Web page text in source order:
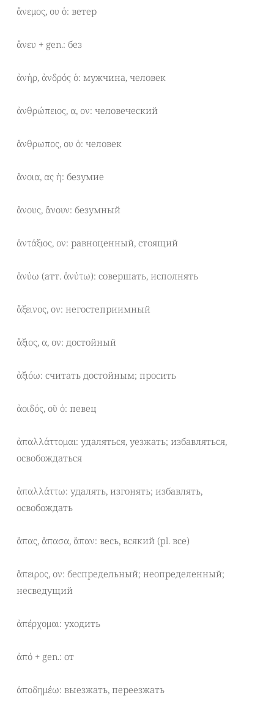
ἄνεμος, ου ὁ: ветер
ἄνευ + gen.: без
ἀνήρ, ἀνδρός ὁ: мужчина, человек
ἀνθρώπειος, α, ον: человеческий
ἄνθρωπος, ου ὁ: человек
ἄνοια, ας ἡ: безумие
ἄνους, ἄνουν: безумный
ἀντάξιος, ον: равноценный, стоящий
ἀνύω (атт. ἀνύτω): совершать, исполнять
ἄξεινος, ον: негостеприимный
ἄξιος, α, ον: достойный
ἀξιόω: считать достойным; просить
ἀοιδός, οῦ ὁ: певец
ἀπαλλάττομαι: удаляться, уезжать; избавляться,
освобождаться
ἀπαλλάττω: удалять, изгонять; избавлять,
освобождать
ἅπας, ἅπασα, ἅπαν: весь, всякий (pl. все)
ἄπειρος, ον: беспредельный; неопределенный;
несведущий
ἀπέρχομαι: уходить
ἀπό + gen.: от
ἀποδημέω: выезжать, переезжать